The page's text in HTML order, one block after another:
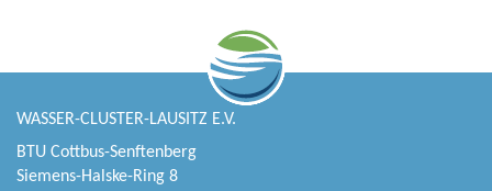
WASSER-CLUSTER-LAUSITZ E.V.
BTU Cottbus-Senftenberg
Siemens-Halske-Ring 8